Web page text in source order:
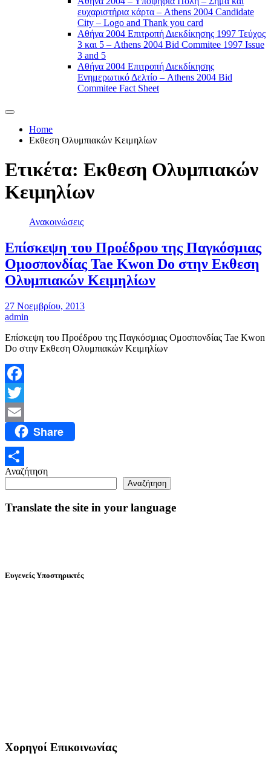
ευχαριστήρια κάρτα – Athens 2004 Candidate
City – Logo and Thank you card
Αθήνα 2004 Επιτροπή Διεκδίκησης 1997 Τεύχος
3 και 5 – Athens 2004 Bid Commitee 1997 Issue
3 and 5
Αθήνα 2004 Επιτροπή Διεκδίκησης
Ενημερωτικό Δελτίο – Athens 2004 Bid
Commitee Fact Sheet
Home
Εκθεση Ολυμπιακών Κειμηλίων
Ετικέτα: Εκθεση Ολυμπιακών
Κειμηλίων
Ανακοινώσεις
Επίσκεψη του Προέδρου της Παγκόσμιας
Ομοσπονδίας Tae Kwon Do στην Εκθεση
Ολυμπιακών Κειμηλίων
27 Νοεμβρίου, 2013
admin
Επίσκεψη του Προέδρου της Παγκόσμιας Ομοσπονδίας Tae Kwon
Do στην Εκθεση Ολυμπιακών Κειμηλίων
Facebook
Twitter
Email Share
Μοιραστείτε
Αναζήτηση
Αναζήτηση
Translate the site in your language
Ευγενείς Υποστηρικτές
Χορηγοί Επικοινωνίας